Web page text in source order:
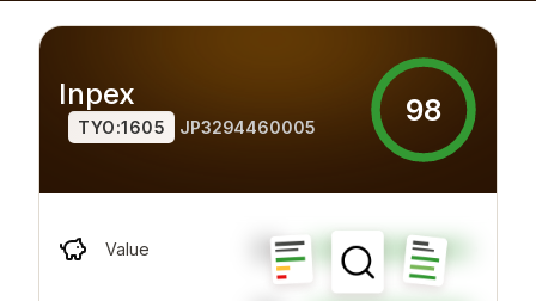
Inpex
TYO:1605 JP3294460005 98
Value 94